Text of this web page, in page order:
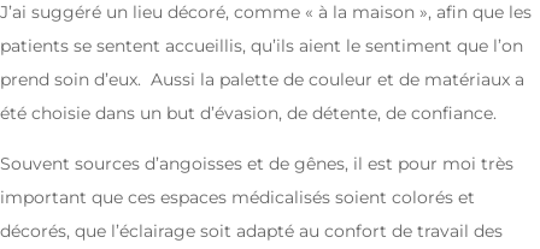
J’ai suggéré un lieu décoré, comme « à la maison », afin que les
patients se sentent accueillis, qu’ils aient le sentiment que l’on
prend soin d’eux. Aussi la palette de couleur et de matériaux a
été choisie dans un but d’évasion, de détente, de confiance.
Souvent sources d’angoisses et de gênes, il est pour moi très
important que ces espaces médicalisés soient colorés et
décorés, que l’éclairage soit adapté au confort de travail des